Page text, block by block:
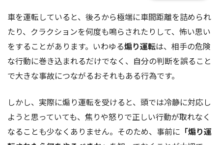
車を運転していると、後ろから極端に車間距離を詰められ
たり、クラクションを何度も鳴らされたりして、怖い思い
をすることがあります。いわゆる煽り運転は、相手の危険
な行動に巻き込まれるだけでなく、自分の判断を誤ること
で大きな事故につながるおそれもある行為です。
しかし、実際に煽り運転を受けると、頭では冷静に対応し
ようと思っていても、焦りや怒りで正しい行動が取れなく
なることも少なくありません。そのため、事前に 「煽り運